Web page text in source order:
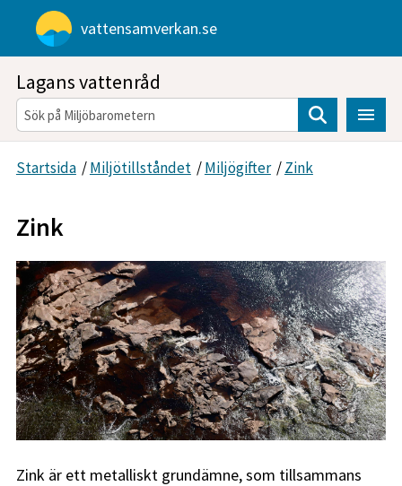
Gå direkt till sidans innehåll
vattensamverkan.se
Lagans vattenråd
Sök
Startsida /Miljötillståndet /Miljögifter /Zink
Zink
Zink är ett metalliskt grundämne, som tillsammans